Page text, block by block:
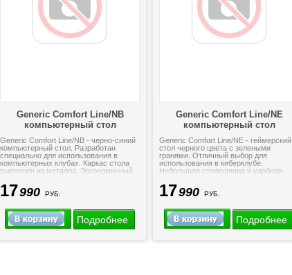
Generic Comfort Line/NB
компьютерный стол
Generic Comfort Line/NB - черно-синий
компьютерный стол. Разработан
специально для использования в
компьютерных клубах. Каркас стола
выполнен из металла. Эргономичный
17990 РУБ.
Подробнее
Generic Comfort Line/NE
компьютерный стол
Generic Comfort Line/NE - геймерский
стол черного цвета с зелеными
гранями. Отличный выбор для
использования в киберклубе.
Небольшая столешница и удобная
системного...
17990 РУБ.
Подробнее